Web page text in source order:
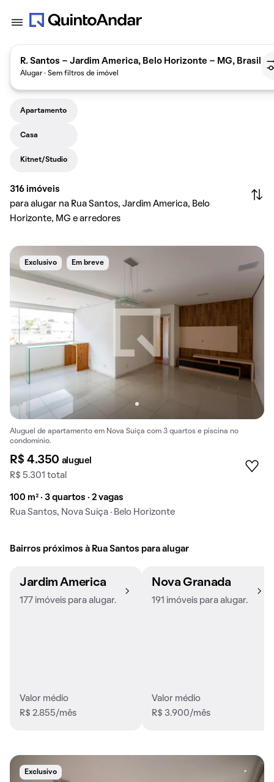
R. Santos - Jardim America, Belo Horizonte - MG, Brasil
Alugar · Sem filtros de imóvel
Apartamento
Casa
Kitnet/Studio
316 imóveis
para alugar na Rua Santos, Jardim America, Belo
Horizonte, MG e arredores
Exclusivo Em breve
Aluguel de apartamento em Nova Suíça com 3 quartos e piscina no
condomínio.
R$ 4.350 aluguel
R$ 5.301 total
100 m² · 3 quartos · 2 vagas
Rua Santos, Nova Suíça · Belo Horizonte
Bairros próximos à Rua Santos para alugar
Jardim America
177 imóveis para alugar.
Valor médio
R$ 2.855/mês
Nova Granada
191 imóveis para alugar.
Valor médio
R$ 3.900/mês
Exclusivo